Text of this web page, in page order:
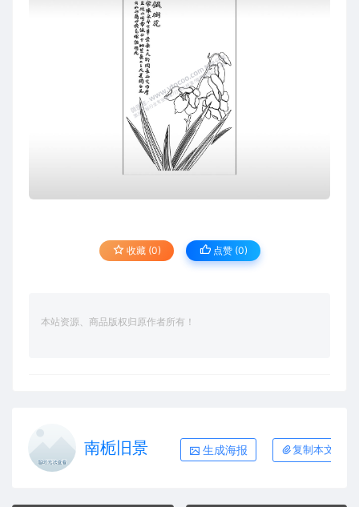
收藏 (0) 点赞 (0)
本站资源、商品版权归原作者所有！
南栀旧景 生成海报 复制本文链接